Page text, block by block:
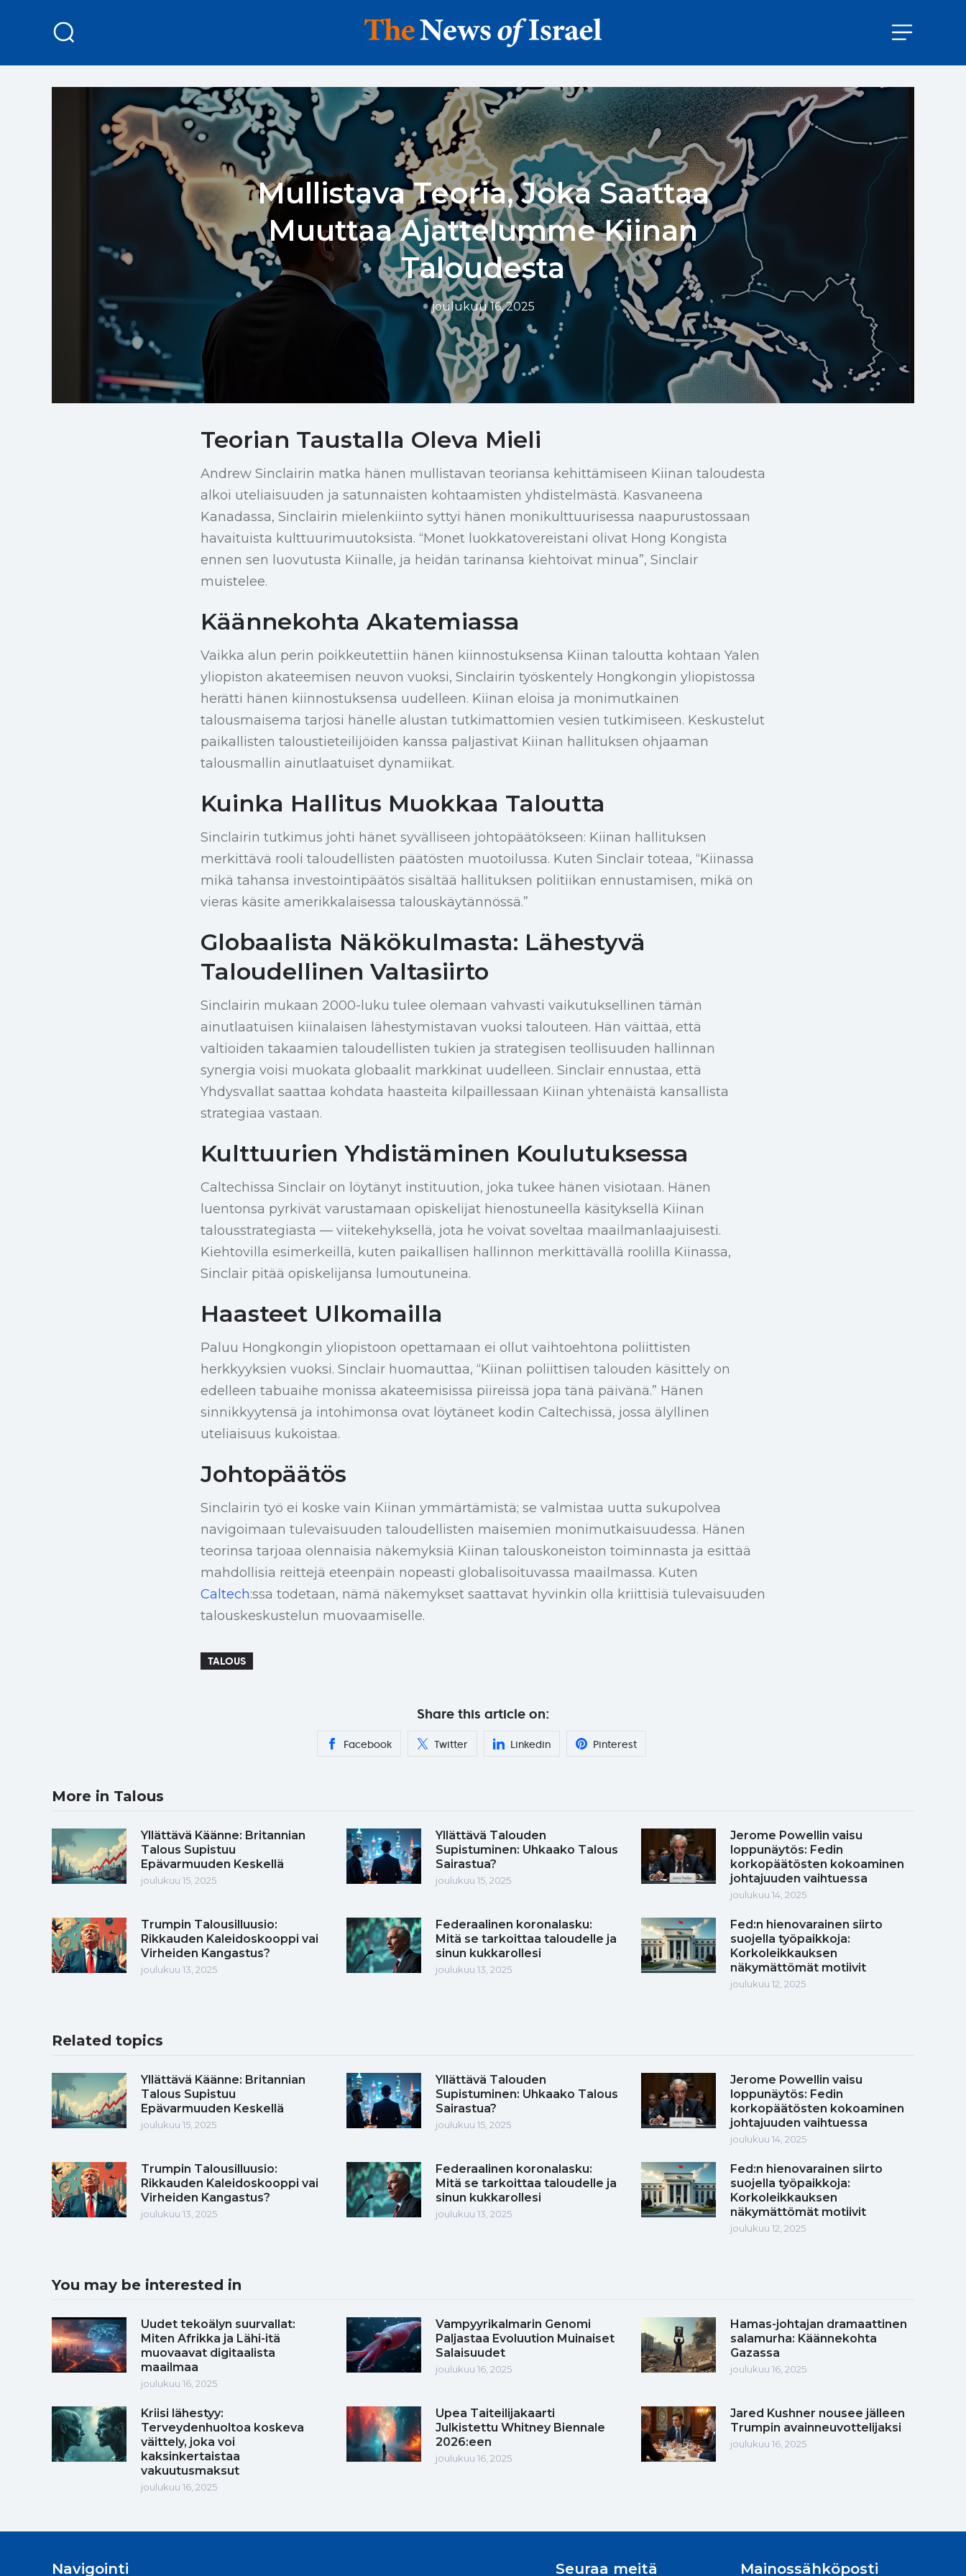
Mullistava Teoria, Joka Saattaa
Muuttaa Ajattelumme Kiinan
Taloudesta
joulukuu 16, 2025
Teorian Taustalla Oleva Mieli
Andrew Sinclairin matka hänen mullistavan teoriansa kehittämiseen Kiinan taloudesta
alkoi uteliaisuuden ja satunnaisten kohtaamisten yhdistelmästä. Kasvaneena
Kanadassa, Sinclairin mielenkiinto syttyi hänen monikulttuurisessa naapurustossaan
havaituista kulttuurimuutoksista. “Monet luokkatovereistani olivat Hong Kongista
ennen sen luovutusta Kiinalle, ja heidän tarinansa kiehtoivat minua”, Sinclair
muistelee.
Käännekohta Akatemiassa
Vaikka alun perin poikkeutettiin hänen kiinnostuksensa Kiinan taloutta kohtaan Yalen
yliopiston akateemisen neuvon vuoksi, Sinclairin työskentely Hongkongin yliopistossa
herätti hänen kiinnostuksensa uudelleen. Kiinan eloisa ja monimutkainen
talousmaisema tarjosi hänelle alustan tutkimattomien vesien tutkimiseen. Keskustelut
paikallisten taloustieteilijöiden kanssa paljastivat Kiinan hallituksen ohjaaman
talousmallin ainutlaatuiset dynamiikat.
Kuinka Hallitus Muokkaa Taloutta
Sinclairin tutkimus johti hänet syvälliseen johtopäätökseen: Kiinan hallituksen
merkittävä rooli taloudellisten päätösten muotoilussa. Kuten Sinclair toteaa, “Kiinassa
mikä tahansa investointipäätös sisältää hallituksen politiikan ennustamisen, mikä on
vieras käsite amerikkalaisessa talouskäytännössä.”
Globaalista Näkökulmasta: Lähestyvä
Taloudellinen Valtasiirto
Sinclairin mukaan 2000-luku tulee olemaan vahvasti vaikutuksellinen tämän
ainutlaatuisen kiinalaisen lähestymistavan vuoksi talouteen. Hän väittää, että
valtioiden takaamien taloudellisten tukien ja strategisen teollisuuden hallinnan
synergia voisi muokata globaalit markkinat uudelleen. Sinclair ennustaa, että
Yhdysvallat saattaa kohdata haasteita kilpaillessaan Kiinan yhtenäistä kansallista
strategiaa vastaan.
Kulttuurien Yhdistäminen Koulutuksessa
Caltechissa Sinclair on löytänyt instituution, joka tukee hänen visiotaan. Hänen
luentonsa pyrkivät varustamaan opiskelijat hienostuneella käsityksellä Kiinan
talousstrategiasta — viitekehyksellä, jota he voivat soveltaa maailmanlaajuisesti.
Kiehtovilla esimerkeillä, kuten paikallisen hallinnon merkittävällä roolilla Kiinassa,
Sinclair pitää opiskelijansa lumoutuneina.
Haasteet Ulkomailla
Paluu Hongkongin yliopistoon opettamaan ei ollut vaihtoehtona poliittisten
herkkyyksien vuoksi. Sinclair huomauttaa, “Kiinan poliittisen talouden käsittely on
edelleen tabuaihe monissa akateemisissa piireissä jopa tänä päivänä.” Hänen
sinnikkyytensä ja intohimonsa ovat löytäneet kodin Caltechissä, jossa älyllinen
uteliaisuus kukoistaa.
Johtopäätös
Sinclairin työ ei koske vain Kiinan ymmärtämistä; se valmistaa uutta sukupolvea
navigoimaan tulevaisuuden taloudellisten maisemien monimutkaisuudessa. Hänen
teorinsa tarjoaa olennaisia näkemyksiä Kiinan talouskoneiston toiminnasta ja esittää
mahdollisia reittejä eteenpäin nopeasti globalisoituvassa maailmassa. Kuten
Caltech:ssa todetaan, nämä näkemykset saattavat hyvinkin olla kriittisiä tulevaisuuden
talouskeskustelun muovaamiselle.
TALOUS
Share this article on:
Facebook Twitter Linkedin Pinterest
More in Talous
Yllättävä Käänne: Britannian
Talous Supistuu
Epävarmuuden Keskellä
joulukuu 15, 2025
Yllättävä Talouden
Supistuminen: Uhkaako Talous
Sairastua?
joulukuu 15, 2025
Jerome Powellin vaisu
loppunäytös: Fedin
korkopäätösten kokoaminen
johtajuuden vaihtuessa
joulukuu 14, 2025
Trumpin Talousilluusio:
Rikkauden Kaleidoskooppi vai
Virheiden Kangastus?
joulukuu 13, 2025
Federaalinen koronalasku:
Mitä se tarkoittaa taloudelle ja
sinun kukkarollesi
joulukuu 13, 2025
Fed:n hienovarainen siirto
suojella työpaikkoja:
Korkoleikkauksen
näkymättömät motiivit
joulukuu 12, 2025
Related topics
Yllättävä Käänne: Britannian
Talous Supistuu
Epävarmuuden Keskellä
joulukuu 15, 2025
Yllättävä Talouden
Supistuminen: Uhkaako Talous
Sairastua?
joulukuu 15, 2025
Jerome Powellin vaisu
loppunäytös: Fedin
korkopäätösten kokoaminen
johtajuuden vaihtuessa
joulukuu 14, 2025
Trumpin Talousilluusio:
Rikkauden Kaleidoskooppi vai
Virheiden Kangastus?
joulukuu 13, 2025
Federaalinen koronalasku:
Mitä se tarkoittaa taloudelle ja
sinun kukkarollesi
joulukuu 13, 2025
Fed:n hienovarainen siirto
suojella työpaikkoja:
Korkoleikkauksen
näkymättömät motiivit
joulukuu 12, 2025
You may be interested in
Uudet tekoälyn suurvallat:
Miten Afrikka ja Lähi-itä
muovaavat digitaalista
maailmaa
joulukuu 16, 2025
Vampyyrikalmarin Genomi
Paljastaa Evoluution Muinaiset
Salaisuudet
joulukuu 16, 2025
Hamas-johtajan dramaattinen
salamurha: Käännekohta
Gazassa
joulukuu 16, 2025
Kriisi lähestyy:
Terveydenhuoltoa koskeva
väittely, joka voi
kaksinkertaistaa
vakuutusmaksut
joulukuu 16, 2025
Upea Taiteilijakaarti
Julkistettu Whitney Biennale
2026:een
joulukuu 16, 2025
Jared Kushner nousee jälleen
Trumpin avainneuvottelijaksi
joulukuu 16, 2025
Navigointi Seuraa meitä Mainossähköposti